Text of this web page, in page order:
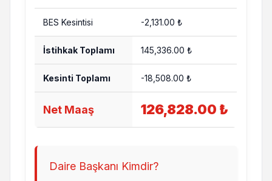
BES Kesintisi -2,131.00 ₺
İstihkak Toplamı 145,336.00 ₺
Kesinti Toplamı -18,508.00 ₺
Net Maaş 126,828.00 ₺
Daire Başkanı Kimdir?